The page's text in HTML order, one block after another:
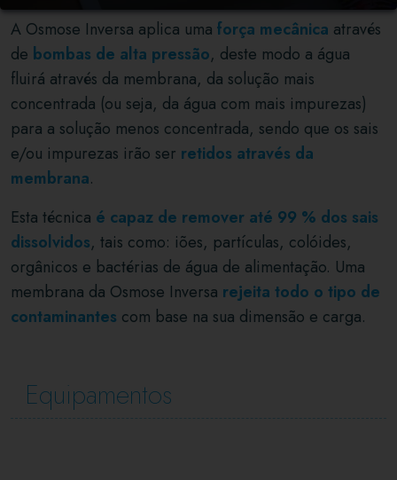
A Osmose Inversa aplica uma força mecânica através
de bombas de alta pressão, deste modo a água
fluirá através da membrana, da solução mais
concentrada (ou seja, da água com mais impurezas)
para a solução menos concentrada, sendo que os sais
e/ou impurezas irão ser retidos através da
membrana.
Esta técnica é capaz de remover até 99 % dos sais
dissolvidos, tais como: iões, partículas, colóides,
orgânicos e bactérias de água de alimentação. Uma
membrana da Osmose Inversa rejeita todo o tipo de
contaminantes com base na sua dimensão e carga.
Equipamentos